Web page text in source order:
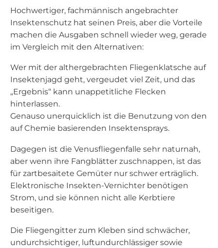
Hochwertiger, fachmännisch angebrachter
Insektenschutz hat seinen Preis, aber die Vorteile
machen die Ausgaben schnell wieder weg, gerade
im Vergleich mit den Alternativen:
Wer mit der althergebrachten Fliegenklatsche auf
Insektenjagd geht, vergeudet viel Zeit, und das
„Ergebnis“ kann unappetitliche Flecken
hinterlassen.
Genauso unerquicklich ist die Benutzung von den
auf Chemie basierenden Insektensprays.
Dagegen ist die Venusfliegenfalle sehr naturnah,
aber wenn ihre Fangblätter zuschnappen, ist das
für zartbesaitete Gemüter nur schwer erträglich.
Elektronische Insekten-Vernichter benötigen
Strom, und sie können nicht alle Kerbtiere
beseitigen.
Die Fliegengitter zum Kleben sind schwächer,
undurchsichtiger, luftundurchlässiger sowie